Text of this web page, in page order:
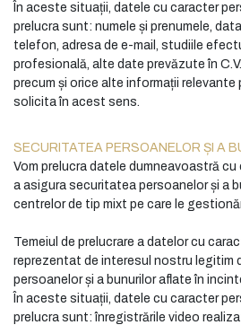
În aceste situații, datele cu caracter
prelucra sunt: numele și prenumele,
telefon, adresa de e-mail, studiile
profesională, alte date prevăzute în
precum și orice alte informații relevante
solicita în acest sens.
SECURITATEA PERSOANELOR ȘI A
Vom prelucra datele dumneavoastră
a asigura securitatea persoanelor și a
centrelor de tip mixt pe care le
Temeiul de prelucrare a datelor cu
reprezentat de interesul nostru legitim
persoanelor și a bunurilor aflate în
În aceste situații, datele cu caracter
prelucra sunt: înregistrările video